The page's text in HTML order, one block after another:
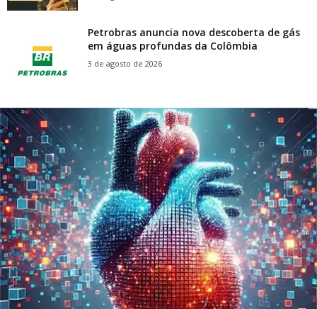
Petrobras anuncia nova descoberta de gás
em águas profundas da Colômbia
3 de agosto de 2026